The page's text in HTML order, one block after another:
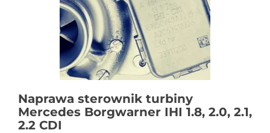
Naprawa sterownik turbiny
Mercedes Borgwarner IHI 1.8, 2.0, 2.1,
2.2 CDI